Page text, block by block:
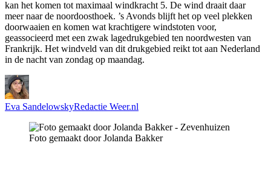
kan het komen tot maximaal windkracht 5. De wind draait daar
meer naar de noordoosthoek. ’s Avonds blijft het op veel plekken
doorwaaien en komen wat krachtigere windstoten voor,
geassocieerd met een zwak lagedrukgebied ten noordwesten van
Frankrijk. Het windveld van dit drukgebied reikt tot aan Nederland
in de nacht van zondag op maandag.
Eva SandelowskyRedactie Weer.nl
Foto gemaakt door Jolanda Bakker